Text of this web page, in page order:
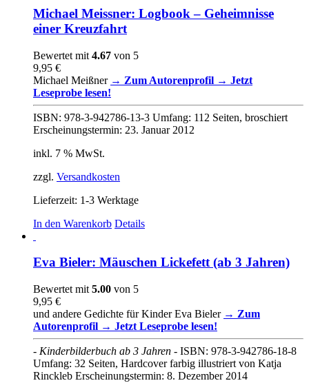
mehrere
Varianten
auf.
Optionen
auf
gewählt
werden
Michael Meissner: Logbook – Geheimnisse
einer Kreuzfahrt
Bewertet mit 4.67 von 5
9,95 €
Michael Meißner → Zum Autorenprofil → Jetzt
Leseprobe lesen!
ISBN: 978-3-942786-13-3 Umfang: 112 Seiten, broschiert
Erscheinungstermin: 23. Januar 2012
inkl. 7 % MwSt.
zzgl. Versandkosten
Lieferzeit: 1-3 Werktage
In den Warenkorb Details
Eva Bieler: Mäuschen Lickefett (ab 3 Jahren)
Bewertet mit 5.00 von 5
9,95 €
und andere Gedichte für Kinder Eva Bieler → Zum
Autorenprofil → Jetzt Leseprobe lesen!
- Kinderbilderbuch ab 3 Jahren - ISBN: 978-3-942786-18-8
Umfang: 32 Seiten, Hardcover farbig illustriert von Katja
Rinckleb Erscheinungstermin: 8. Dezember 2014